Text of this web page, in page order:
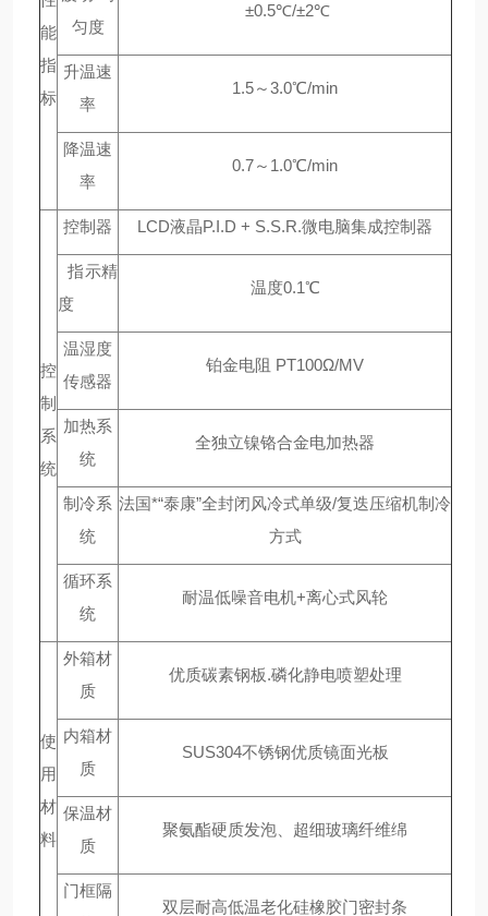
能
指
标
匀度
±0.5℃/±2℃
升温速
率
1.5～3.0℃/min
降温速
率
0.7～1.0℃/min
控
制
系
统
控制器 LCD液晶P.I.D + S.S.R.微电脑集成控制器
指示精
度
温度0.1℃
温湿度
传感器
铂金电阻 PT100Ω/MV
加热系
统
全独立镍铬合金电加热器
制冷系
统
法国*“泰康”全封闭风冷式单级/复迭压缩机制冷
方式
循环系
统
耐温低噪音电机+离心式风轮
使
用
材
料
外箱材
质
优质碳素钢板.磷化静电喷塑处理
内箱材
质
SUS304不锈钢优质镜面光板
保温材
质
聚氨酯硬质发泡、超细玻璃纤维绵
门框隔
双层耐高低温老化硅橡胶门密封条